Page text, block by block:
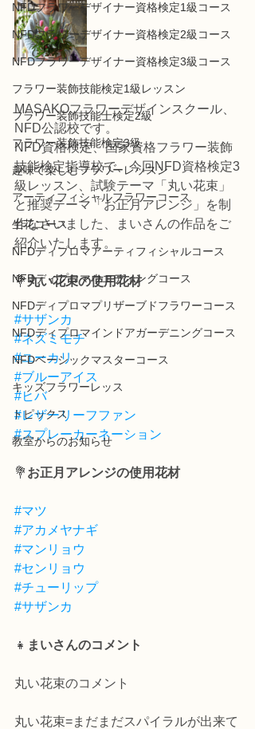
NFDフラワーデザイナー資格検定1級コース
NFDフラワーデザイナー資格検定2級コース
NFDフラワーデザイナー資格検定3級コース
フラワー装飾技能検定1級レッスン
フラワー装飾技能士検定2級
フラワー装飾技能検定3級
趣味で楽しむフラワーレッスン
アーティフィシャルフラワーコース
生花コース
NFDディプロマアーティフィシャルコース
NFDディプロマウエディングコース
NFDディプロマプリザーブドフラワーコース
NFDディプロマインドアガーデニングコース
NFDベーシックマスターコース
キッズフラワーレッス
トピックス
教室からのお知らせ
MASAKOフラワーデザインスクール、
NFD公認校です。
NFD資格検定、国家資格フラワー装飾
技能検定指導校で、今回NFD資格検定3
級レッスン、試験テーマ「丸い花束」
と推奨テーマ「お正月アレンジ」を制
作なさいました、まいさんの作品をご
紹介いたします。
💐丸い花束の使用花材
#サザンカ
#ネズミモチ
#ユーカリ
#ブルーアイス
#ヒバ
#レザーリーフファン
#スプレーカーネーション
💐 お正月アレンジの使用花材
#マツ
#アカメヤナギ
#マンリョウ
#センリョウ
#チューリップ
#サザンカ
👧 まいさんのコメント
丸い花束のコメント
丸い花束=まだまだスパイラルが出来て